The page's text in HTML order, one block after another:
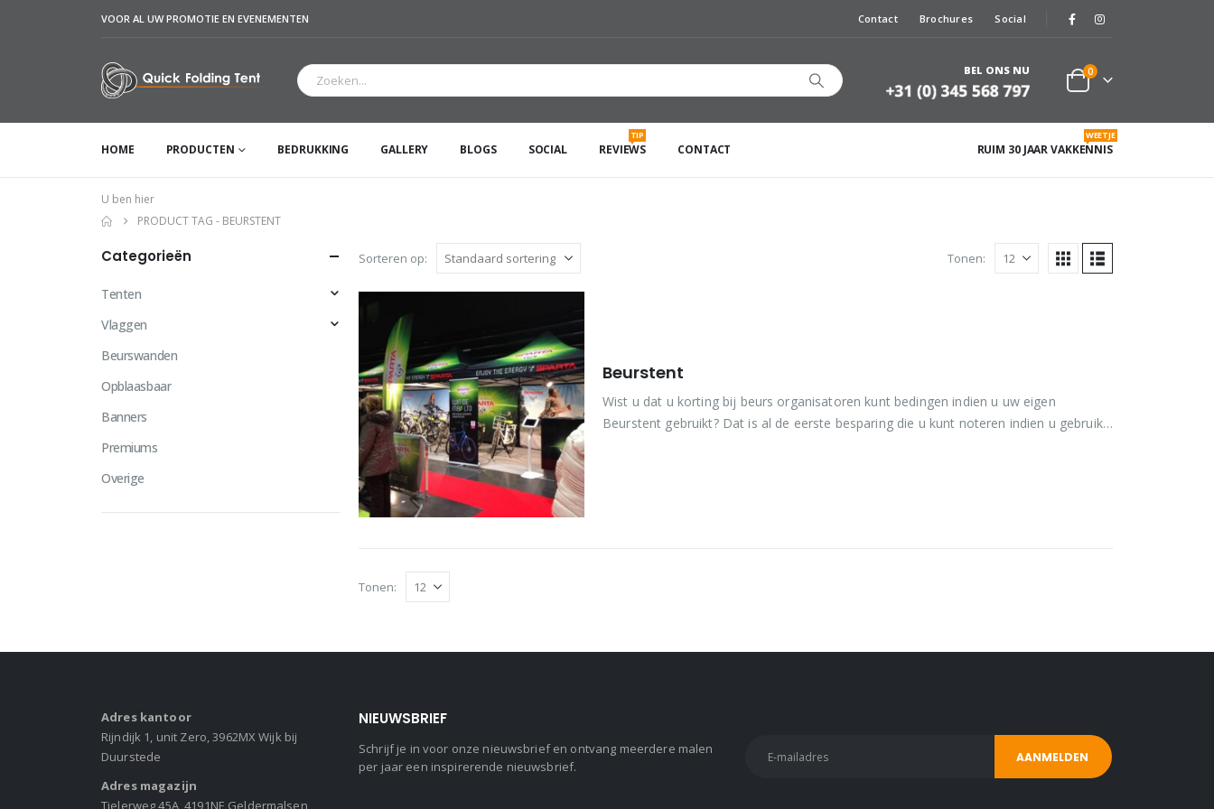
VOOR AL UW PROMOTIE EN EVENEMENTEN Contact Brochures Social
BEL ONS NU 0
HOME PRODUCTEN BEDRUKKING GALLERY BLOGS SOCIAL REVIEWS
TIP
CONTACT RUIM 30 JAAR VAKKENNIS
WEETJE
U ben hier
PRODUCT TAG - BEURSTENT
Sorteren op: Tonen:
Beurstent
Wist u dat u korting bij beurs organisatoren kunt bedingen indien u uw eigen
Beurstent gebruikt? Dat is al de eerste besparing die u kunt noteren indien u gebruik
Tonen:
Categorieën
Tenten
Vlaggen
Beurswanden
Opblaasbaar
Banners
Premiums
Overige
Adres kantoor
Rijndijk 1, unit Zero, 3962MX Wijk bij
Duurstede
Adres magazijn
NIEUWSBRIEF
Schrijf je in voor onze nieuwsbrief en ontvang meerdere malen
per jaar een inspirerende nieuwsbrief.